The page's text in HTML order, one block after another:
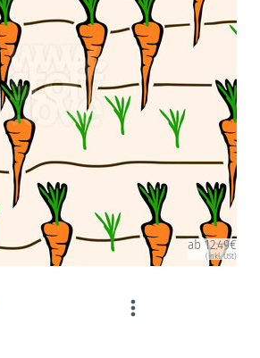
ab 12.49€
(inkl. USt)